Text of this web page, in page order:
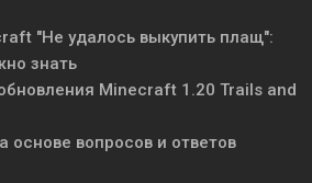
"Не удалось выкупить плащ":
знать
Minecraft 1.20 Trails and
основе вопросов и ответов